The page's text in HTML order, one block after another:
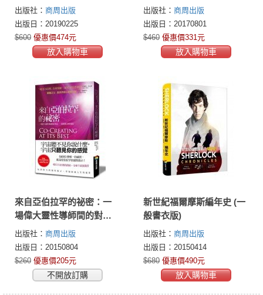
出版社： 商周出版
出版日：20190225
$600 優惠價474元
放入購物車
喚醒身體自癒力
出版社： 商周出版
出版日：20170801
$460 優惠價331元
放入購物車
來自亞伯拉罕的祕密：一
場偉大靈性導師間的對
話，一段啟發心智的旅程
出版社： 商周出版
出版日：20150804
$260 優惠價205元
不開放訂購
新世紀福爾摩斯編年史 (一
般書衣版)
出版社： 商周出版
出版日：20150414
$680 優惠價490元
放入購物車